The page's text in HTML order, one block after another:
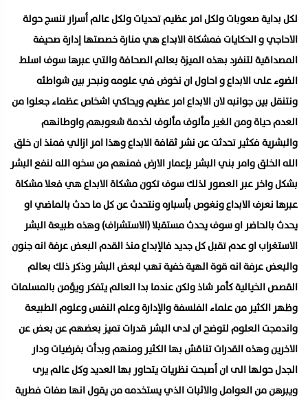
لكل بداية صعوبات ولكل امر عظيم تحديات ولكل عالم أسرار تنسج حولة
الاحاجي و الحكايات فمشكاة الابداع هي منارة خصصتها إدارة صحيفة
المصداقية لتنفرد بهذه الميزة بعالم الصحافة والتي عبرها سوف اسلط
الضوء على الابداع و احاول ان نخوض في علومه ونبحر بين شواطئه
ونتنقل بين جوانبه لان الابداع امر عظيم ويحاكي اشخاص عظماء جعلوا من
العدم حياة ومن الغير مألوف مألوف لخدمة شعوبهم واوطانهم
والبشرية فكثير تحدثت عن نشر ثقافة الابداع وهذا امر ازالي فمنذ ان خلق
الله الخلق وامر بني البشر بإعمار الارض فمنهم من سخره الله لنفع البشر
بشكل واخر عبر العصور لذلك سوف تكون مشكاة الابداع هي فعلا مشكاة
عبرها نعرف الابداع ونغوص بأسباره ونتحدث عن كل ما حدث بالماضي او
يحدث بالحاضر او سوف يحدث مستقبلا (الاستشراف) وهذه طبيعة البشر
الاستغراب او عدم تقبل كل جديد فالإبداع منذ القدم البعض عرفة انه جنون
والبعض عرفة انه قوة الهية خفية تهب لبعض البشر وذكر ذلك بعالم
القصص الخيالية كأمر شاذ ولكن عندما بدا العالم يتفكر ويؤمن بالمسلمات
وظهر الكثير من علماء الفلسفة والإدارة وعلم النفس وعلوم الطبيعة
واندمجت العلوم لتوضح ان لدى البشر قدرات تميز بعضهم عن بعض عن
الاخرين وهذه القدرات تناقش بها الكثير ومنهم وبدأت بفرضيات ودار
الجدل حولها الى ان أصبحت نظريات يتحاور بها العديد وكل عالم يرى
ويبرهن من العوامل والاثبات الذي يستخدمه من يقول انها صفات فطرية